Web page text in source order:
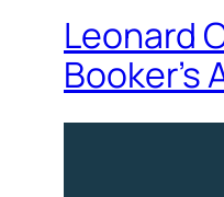
Leonard
Booker’s